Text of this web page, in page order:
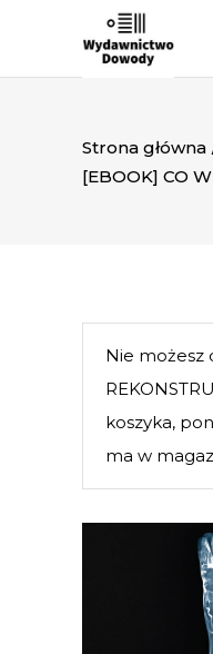
Strona główna
[EBOOK] CO
Nie możesz
koszyka,
ma w